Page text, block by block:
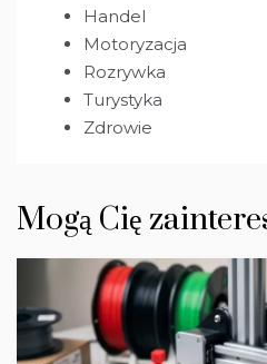
Handel
Motoryzacja
Rozrywka
Turystyka
Zdrowie
Mogą Cię